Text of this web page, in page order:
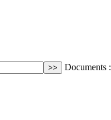
Documents :